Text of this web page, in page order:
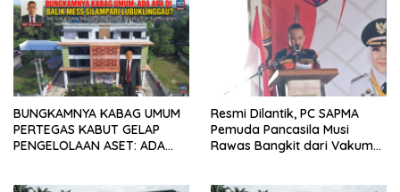
BUNGKAMNYA KABAG UMUM
PERTEGAS KABUT GELAP
PENGELOLAAN ASET: ADA
Resmi Dilantik, PC SAPMA
Pemuda Pancasila Musi
Rawas Bangkit dari Vakum